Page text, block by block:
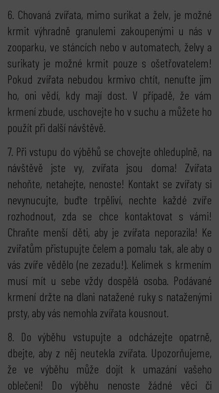
6. Chovaná zvířata, mimo surikat a želv, je možné
krmit výhradně granulemi zakoupenými u nás v
zooparku, ve stáncích nebo v automatech, želvy a
surikaty je možné krmit pouze s ošetřovatelem!
Pokud zvířata nebudou krmivo chtít, nenuťte jim
ho, oni vědí, kdy mají dost. V případě, že vám
krmení zbude, uschovejte ho v suchu a můžete ho
použít při další návštěvě.
7. Při vstupu do výběhů se chovejte ohleduplně, na
návštěvě jste vy, zvířata jsou doma! Zvířata
nehoňte, netahejte, nenoste! Kontakt se zvířaty si
nevynucujte, buďte trpěliví, nechte každé zvíře
rozhodnout, zda se chce kontaktovat s vámi!
Chraňte menší děti, aby je zvířata neporazila! Ke
zvířatům přistupujte čelem a pomalu tak, ale aby o
vás zvíře vědělo (ne zezadu!). Kelímek s krmením
musí mít u sebe vždy dospělá osoba. Podávané
krmení držte na dlani natažené ruky s nataženými
prsty, aby vás nemohla zvířata kousnout.
8. Do výběhu vstupujte a odcházejte opatrně,
dbejte, aby z něj neutekla zvířata. Upozorňujeme,
že ve výběhu může dojít k umazání vašeho
oblečení! Do výběhu nenoste žádné věci či